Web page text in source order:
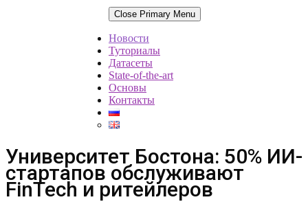
Close Primary Menu
Новости
Туториалы
Датасеты
State-of-the-art
Основы
Контакты
Университет Бостона: 50% ИИ-
стартапов обслуживают
FinTech и ритейлеров